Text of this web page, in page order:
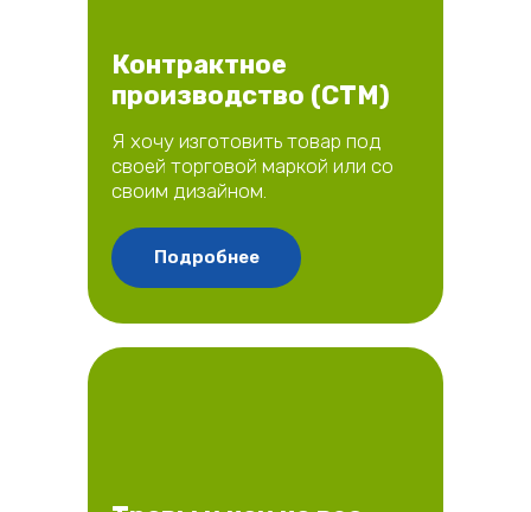
Я хочу изготовить товар под
своей торговой маркой или со
своим дизайном.
Контрактное
производство (СТМ)
Подробнее